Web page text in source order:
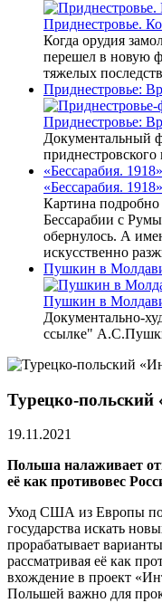
Приднестровье.
Когда орудия
перешел в новую
тяжелых
Приднестровье:
Приднестровье:
Документальный
приднестровского
«Бессарабия. 1918»
«Бессарабия. 1918»
Картина
Бессарабии с
обернулось. А
искусственно
Пушкин в
Пушкин в
Документально-
ссылке"
Турецко-
19.11.2021
Польша налаживает
её как противовес
Уход США из Европы
государства искать
прорабатывает
рассматривая её как
вхождение в проект
Польшей важно для